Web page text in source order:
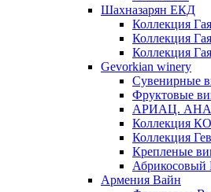
Шахназарян ЕКД
Коллекция
Коллекция
Коллекция
Gevorkian winery
Сувенирные
Фруктовые
АРИАЦ.
Коллекция
Коллекция
Крепленые
Абрикосовый
Армения Вайн